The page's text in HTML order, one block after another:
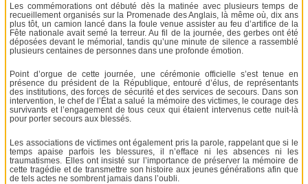
Les commémorations ont débuté dès la matinée avec plusieurs temps de
recueillement organisés sur la Promenade des Anglais, là même où, dix ans
plus tôt, un camion lancé dans la foule venue assister au feu d’artifice de la
Fête nationale avait semé la terreur. Au fil de la journée, des gerbes ont été
déposées devant le mémorial, tandis qu’une minute de silence a rassemblé
plusieurs centaines de personnes dans une profonde émotion.
Point d’orgue de cette journée, une cérémonie officielle s’est tenue en
présence du président de la République, entouré d’élus, de représentants
des institutions, des forces de sécurité et des services de secours. Dans son
intervention, le chef de l’État a salué la mémoire des victimes, le courage des
survivants et l’engagement de tous ceux qui étaient intervenus cette nuit-là
pour porter secours aux blessés.
Les associations de victimes ont également pris la parole, rappelant que si le
temps apaise parfois les blessures, il n’efface ni les absences ni les
traumatismes. Elles ont insisté sur l’importance de préserver la mémoire de
cette tragédie et de transmettre son histoire aux jeunes générations afin que
de tels actes ne sombrent jamais dans l’oubli.